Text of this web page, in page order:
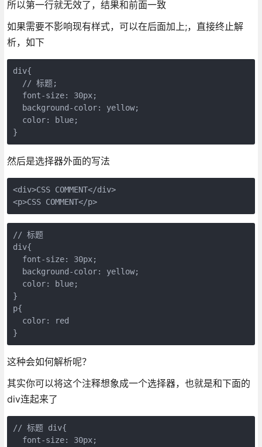
所以第一行就无效了，结果和前面一致
如果需要不影响现有样式，可以在后面加上;，直接终止解
析，如下
div{
  // 标题;
  font-size: 30px;
  background-color: yellow;
  color: blue;
}
然后是选择器外面的写法
<div>CSS COMMENT</div>
<p>CSS COMMENT</p>
// 标题
div{
  font-size: 30px;
  background-color: yellow;
  color: blue;
}
p{
  color: red
}
这种会如何解析呢？
其实你可以将这个注释想象成一个选择器，也就是和下面的
div连起来了
// 标题 div{
  font-size: 30px;